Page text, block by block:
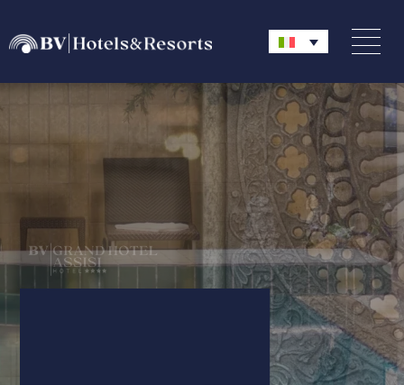
Relax dentro